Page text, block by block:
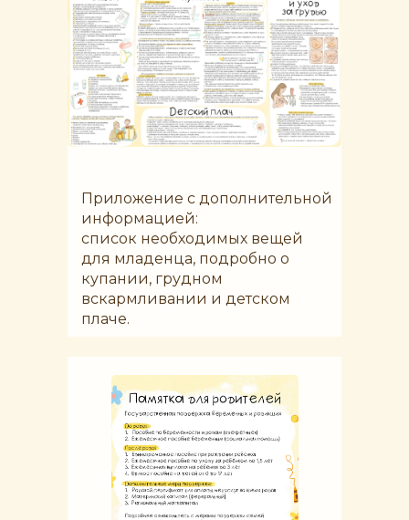
Приложение с дополнительной
информацией:
список необходимых вещей
для младенца, подробно о
купании, грудном
вскармливании и детском
плаче.